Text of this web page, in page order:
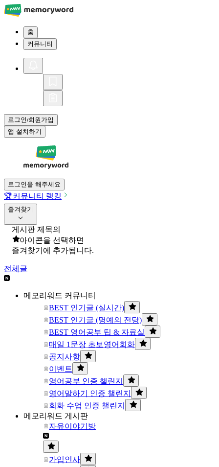
홈
커뮤니티
로그인/회원가입
앱 설치하기
로그인을 해주세요
🏆커뮤니티 랭킹
즐겨찾기
게시판 제목의
아이콘을 선택하면
즐겨찾기에 추가됩니다.
전체글
메모리워드 커뮤니티
BEST 인기글 (실시간)
BEST 인기글 (명예의 전당)
BEST 영어공부 팁 & 자료실
매일 1문장 초보영어회화
공지사항
이벤트
영어공부 인증 챌린지
영어말하기 인증 챌린지
회화 수업 인증 챌린지
메모리워드 게시판
자유이야기방
가입인사